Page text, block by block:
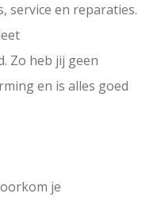
service en reparaties.
Zo heb jij geen
en is alles goed
je